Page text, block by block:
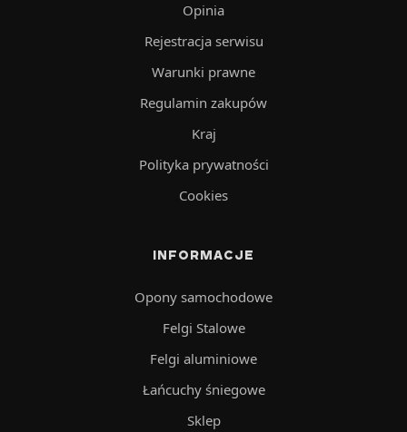
Opinia
Rejestracja serwisu
Warunki prawne
Regulamin zakupów
Kraj
Polityka prywatności
Cookies
INFORMACJE
Opony samochodowe
Felgi Stalowe
Felgi aluminiowe
Łańcuchy śniegowe
Sklep